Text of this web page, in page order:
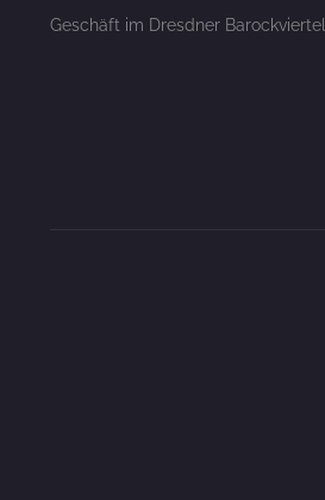
Geschäft im Dresdner Barockviertel